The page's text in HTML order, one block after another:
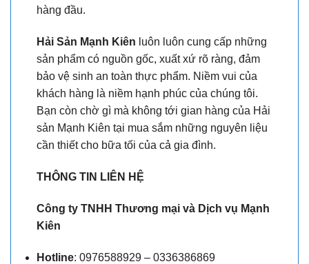
hàng đầu.
Hải Sản Mạnh Kiên luôn luôn cung cấp những
sản phẩm có nguồn gốc, xuất xứ rõ ràng, đảm
bảo vệ sinh an toàn thực phẩm. Niềm vui của
khách hàng là niềm hạnh phúc của chúng tôi.
Bạn còn chờ gì mà không tới gian hàng của Hải
sản Mạnh Kiên tại mua sắm những nguyên liệu
cần thiết cho bữa tối của cả gia đình.
THÔNG TIN LIÊN HỆ
Công ty TNHH Thương mại và Dịch vụ Mạnh
Kiên
Hotline: 0976588929 – 0336386869